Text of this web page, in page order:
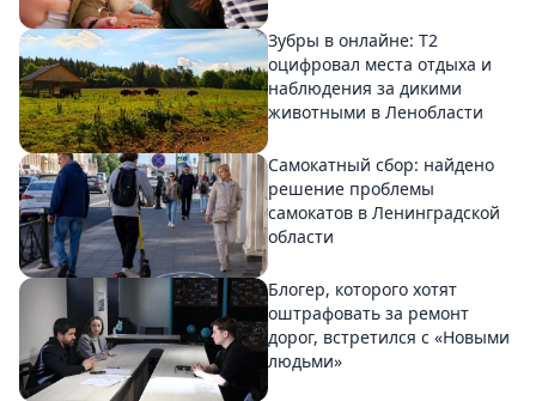
Зубры в онлайне: Т2
оцифровал места отдыха и
наблюдения за дикими
животными в Ленобласти
Самокатный сбор: найдено
решение проблемы
самокатов в Ленинградской
области
Блогер, которого хотят
оштрафовать за ремонт
дорог, встретился с «Новыми
людьми»